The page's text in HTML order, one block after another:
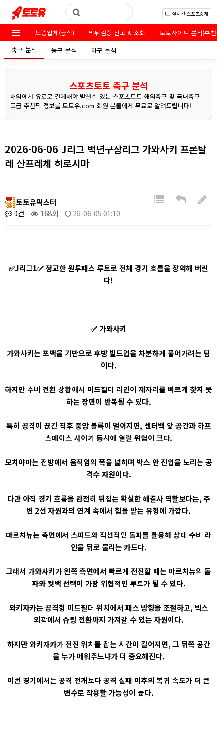
실시간 스포츠중계
보증업체(공식) 먹튀검증 신고 & 조회
토토사이트 분석(추
축구 분석
농구 분석 야구 분석
스포츠토토 축구 분석
해외에서 유료로 결제해야 받을수 있는 스포츠토토 해외축구 및 국내축구
고급 추천픽 정보를 토토유.com 회원 분들에게 무료로 알려드립니다!
2026-06-06 J리그 백년구상리그 가와사키 프론탈
레 산프레체 히로시마
토토유픽스터
0건
168회 26-06-05 01:10
✅J리그1✅ 정교한 원투패스 루트로 전체 경기 흐름을 장악해 버린
다!
✅ 가와사키
가와사키는 포백을 기반으로 후방 빌드업을 차분하게 풀어가려는 팀
이다.
하지만 수비 전환 상황에서 미드필더 라인이 제자리를 빠르게 찾지 못
하는 장면이 반복될 수 있다.
특히 공격이 끊긴 직후 중앙 블록이 벌어지면, 센터백 앞 공간과 하프
스페이스 사이가 동시에 열릴 위험이 크다.
모치야마는 전방에서 움직임의 폭을 넓히며 박스 안 진입을 노리는 공
격수 자원이다.
다만 아직 경기 흐름을 완전히 뒤집는 확실한 해결사 역할보다는, 주
변 2선 자원과의 연계 속에서 힘을 받는 유형에 가깝다.
마르치뉴는 측면에서 스피드와 직선적인 돌파를 활용해 상대 수비 라
인을 뒤로 물리는 카드다.
그래서 가와사키가 왼쪽 측면에서 빠르게 전진할 때는 마르치뉴의 돌
파와 컷백 선택이 가장 위협적인 루트가 될 수 있다.
와키자카는 공격형 미드필더 위치에서 패스 방향을 조절하고, 박스
외곽에서 슈팅 전환까지 가져갈 수 있는 자원이다.
하지만 와키자카가 전진 위치를 잡는 시간이 길어지면, 그 뒤쪽 공간
을 누가 메워주느냐가 더 중요해진다.
이번 경기에서는 공격 전개보다 공격 실패 이후의 복귀 속도가 더 큰
변수로 작용할 가능성이 높다.